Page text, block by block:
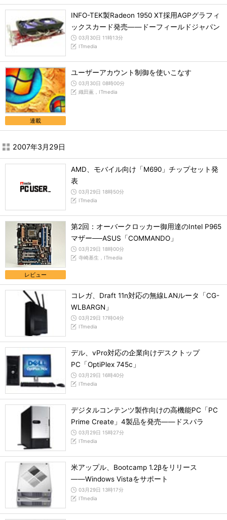
INFO-TEK製Radeon 1950 XT採用AGPグラフィ
ックスカード発売――ドーフィールドジャパン
03月30日 11時13分
ITmedia
連載
ユーザーアカウント制御を使いこなす
03月30日 08時00分
織田薫，ITmedia
2007年3月29日
AMD、モバイル向け「M690」チップセット発
表
03月29日 18時50分
ITmedia
レビュー
第2回：オーバークロッカー御用達のIntel P965
マザー──ASUS「COMMANDO」
03月29日 18時00分
寺崎基生，ITmedia
コレガ、Draft 11n対応の無線LANルータ「CG-
WLBARGN」
03月29日 17時04分
ITmedia
デル、vPro対応の企業向けデスクトップ
PC「OptiPlex 745c」
03月29日 16時40分
ITmedia
デジタルコンテンツ製作向けの高機能PC「PC
Prime Create」4製品を発売――ドスパラ
03月29日 15時27分
ITmedia
米アップル、Bootcamp 1.2βをリリース
――Windows Vistaをサポート
03月29日 13時17分
ITmedia